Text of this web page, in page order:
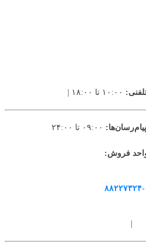
فروش:
۰۲۱